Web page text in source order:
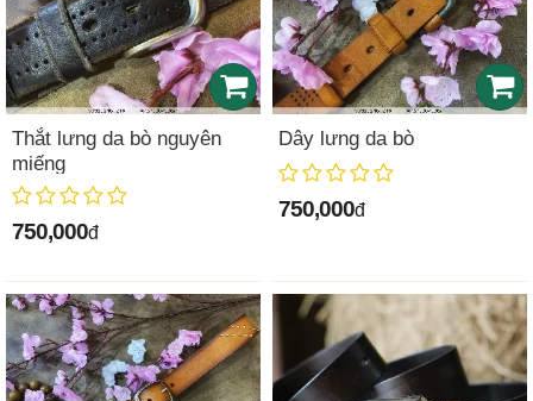
Thắt lưng da bò nguyên
miếng
750,000đ
Dây lưng da bò
750,000đ